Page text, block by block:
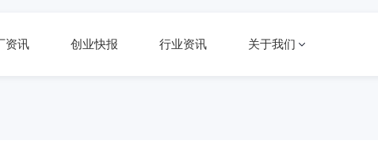
资讯 创业快报 行业资讯 关于我们